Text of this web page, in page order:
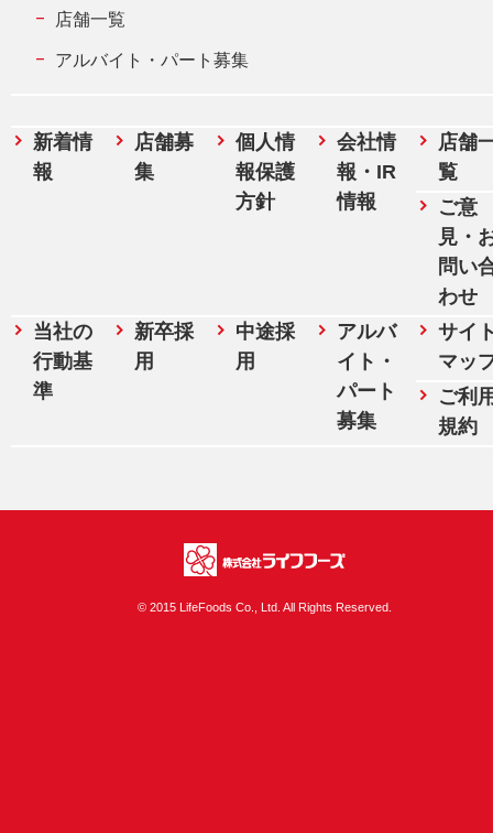
店舗一覧
アルバイト・パート募集
新着情
報
店舗募
集
個人情
報保護
方針
会社情
報・IR
情報
店舗
覧
ご意
見・
問い
わせ
当社の
行動基
準
新卒採
用
中途採
用
アルバ
イト・
パート
募集
サイ
マッ
ご利
規約
© 2015 LifeFoods Co., Ltd. All Rights Reserved.